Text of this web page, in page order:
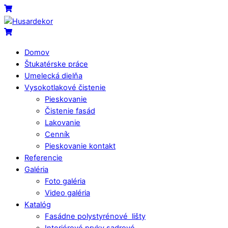
Skip
to
content
Menu
Cart
Cart
Domov
Štukatérske práce
Umelecká dielňa
Vysokotlakové čistenie
Pieskovanie
Čistenie fasád
Lakovanie
Cenník
Pieskovanie kontakt
Referencie
Galéria
Foto galéria
Video galéria
Katalóg
Fasádne polystyrénové lišty